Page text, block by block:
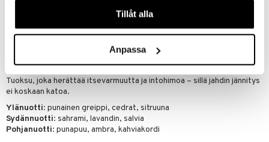
Tillåt alla
Anpassa
Polo Red Eau de Toilette on kunnianhimon tuoksu, luotu miehille, jotka
sitruksen, mausteiden ja puun sekoitus luo unohtumattoman
nimikkotuoksun, joka viipyy pitkään hetken jälkeen.
Tuoksu, joka herättää itsevarmuutta ja intohimoa – sillä jahdin jännitys
ei koskaan katoa.
Ylänuotti: punainen greippi, cedrat, sitruuna
Sydännuotti: sahrami, lavandin, salvia
Pohjanuotti: punapuu, ambra, kahviakordi